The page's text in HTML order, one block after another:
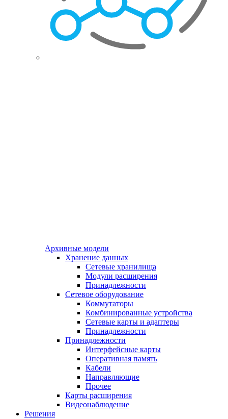
Архивные модели
Хранение данных
Сетевые хранилища
Модули расширения
Принадлежности
Сетевое оборудование
Коммутаторы
Комбинированные устройства
Сетевые карты и адаптеры
Принадлежности
Принадлежности
Интерфейсные карты
Оперативная память
Кабели
Направляющие
Прочее
Карты расширения
Видеонаблюдение
Решения